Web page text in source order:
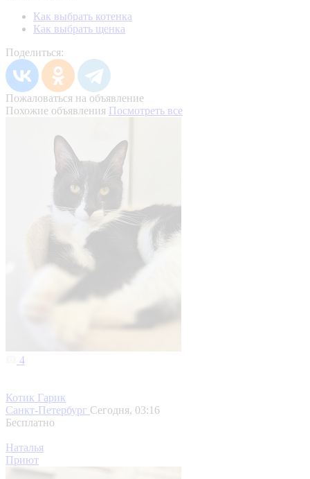
Как выбрать котенка
Как выбрать щенка
Поделиться:
Пожаловаться на объявление
Похожие объявления Посмотреть все
4
Котик Гарик
Санкт-Петербург Сегодня, 03:16
Бесплатно
Наталья
Приют